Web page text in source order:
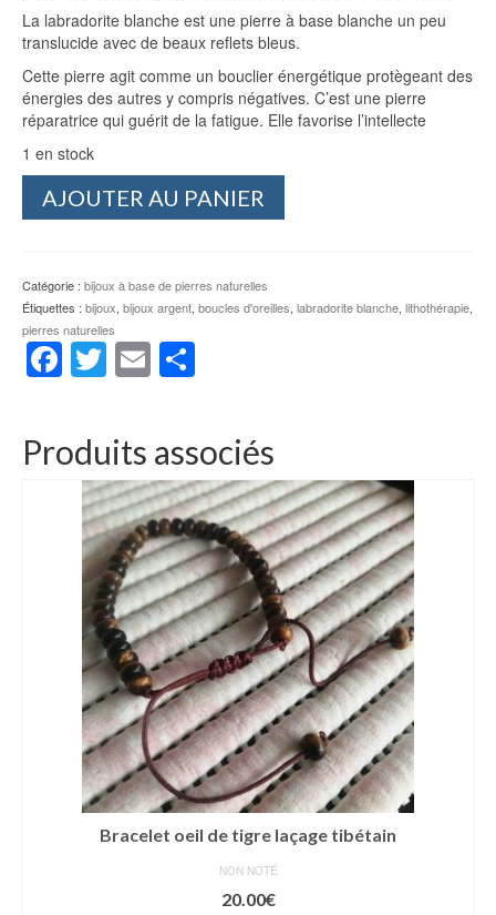
La labradorite blanche est une pierre à base blanche un peu
translucide avec de beaux reflets bleus.
Cette pierre agit comme un bouclier énergétique protègeant des
énergies des autres y compris négatives. C’est une pierre
réparatrice qui guérit de la fatigue. Elle favorise l’intellecte
1 en stock
quantité
blanche
AJOUTER AU PANIER
Catégorie : bijoux à base de pierres naturelles
Étiquettes : bijoux, bijoux argent, boucles d'oreilles, labradorite blanche, lithothérapie,
pierres naturelles
Facebook
Twitter
Email
Produits associés
Bracelet oeil de tigre laçage tibétain
NON NOTÉ
20.00€